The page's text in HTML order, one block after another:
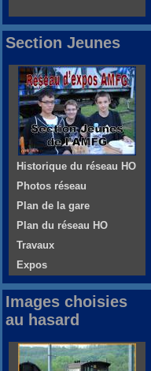
Section Jeunes
Historique du réseau HO
Photos réseau
Plan de la gare
Plan du réseau HO
Travaux
Expos
Images choisies
au hasard